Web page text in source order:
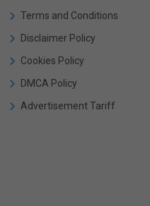
Terms and Conditions
Disclaimer Policy
Cookies Policy
DMCA Policy
Advertisement Tariff